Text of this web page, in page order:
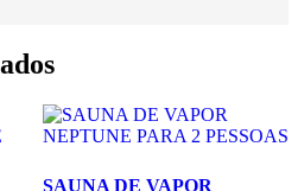
SAUNA DE VAPOR